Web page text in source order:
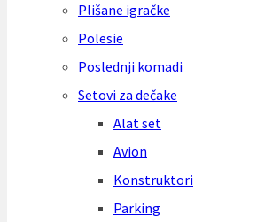
Plišane igračke
Polesie
Poslednji komadi
Setovi za dečake
Alat set
Avion
Konstruktori
Parking